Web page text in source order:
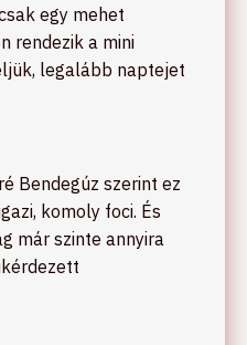
egy mehet
rendezik a mini
legalább naptejet
Bendegúz szerint ez
komoly foci. És
már szinte annyira